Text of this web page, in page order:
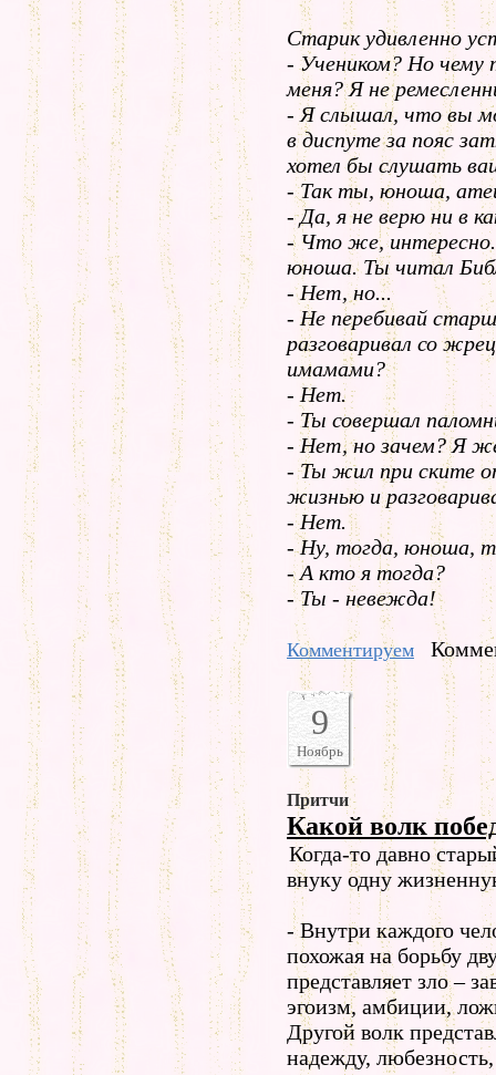
Стаpик удивленно
- Учеником? Hо
меня? Я не
- Я слышал, что вы
в диспуте за пояс
хотел бы слушать
- Так ты, юноша,
- Да, я не веpю ни в
- Что же,
юноша. Ты читал
- Hет, но...
- Hе пеpебивай
pазговаpивал со
имамами?
- Hет.
- Ты совеpшал
- Hет, но зачем? Я
- Ты жил пpи ските
жизнью и
- Hет.
- Hу, тогда, юноша,
- А кто я тогда?
- Ты - невежда!
Комментируем
9
Ноябрь
Притчи
Какой волк
Когда-то давно
внуку одну
- Внутри каждого
похожая на борьбу
представляет зло –
эгоизм, амбиции,
Другой волк
надежду,